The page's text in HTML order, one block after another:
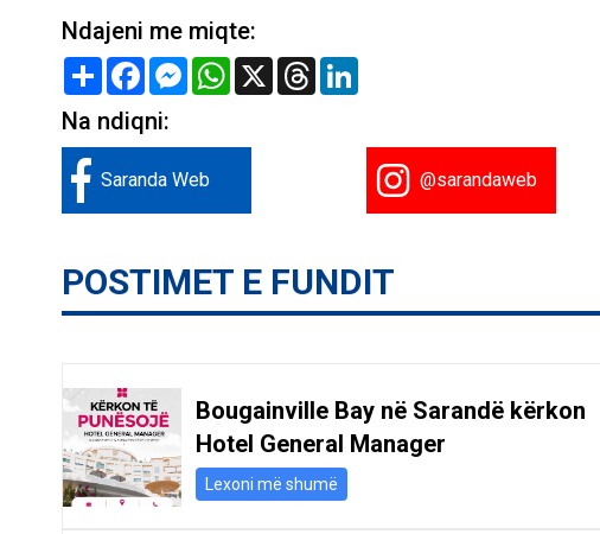
Ndajeni me miqte:
Share FacebookMessenger
WhatsApp
X Threads
Na ndiqni:
Saranda Web @sarandaweb
POSTIMET E FUNDIT
Bougainville Bay në Sarandë kërkon
Hotel General Manager
Lexoni më shumë